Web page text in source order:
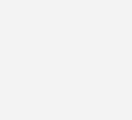
plant Netz